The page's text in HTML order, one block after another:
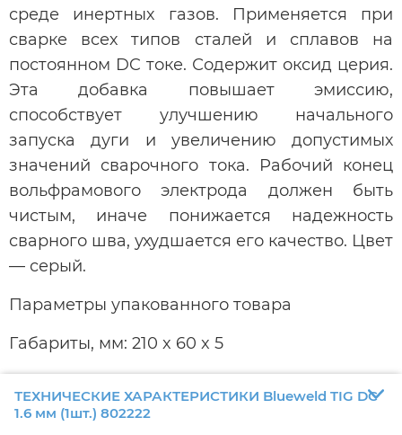
среде инертных газов. Применяется при
сварке всех типов сталей и сплавов на
постоянном DC токе. Содержит оксид церия.
Эта добавка повышает эмиссию,
способствует улучшению начального
запуска дуги и увеличению допустимых
значений сварочного тока. Рабочий конец
вольфрамового электрода должен быть
чистым, иначе понижается надежность
сварного шва, ухудшается его качество. Цвет
— серый.
Параметры упакованного товара
Габариты, мм: 210 x 60 x 5
ТЕХНИЧЕСКИЕ ХАРАКТЕРИСТИКИ Blueweld TIG DC
1.6 мм (1шт.) 802222